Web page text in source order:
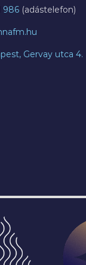
986
Gervay utca 4.